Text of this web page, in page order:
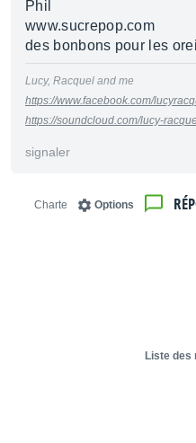
Phil
www.sucrepop.com
des bonbons pour les
Lucy, Racquel and me
https://www.facebook.com/
https://soundcloud.com/lucy-
signaler
Options
Charte
Liste des